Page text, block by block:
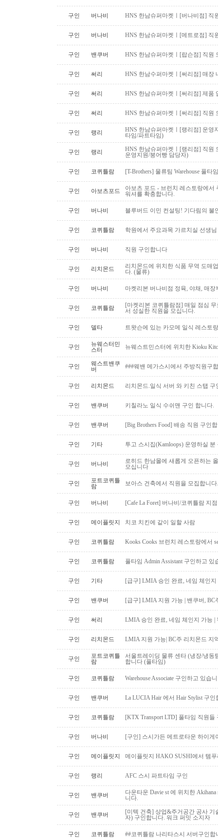
구인 버나비 HNS 한남슈퍼마켓ㅣ[버나비점] 직
구인 버나비 HNS 한남슈퍼마켓ㅣ[메트로점] 직
구인 밴쿠버 HNS 한남슈퍼마켓ㅣ[랍슨점] 직원
구인 써리 HNS 한남수퍼마켓ㅣ[써리점] 매장
구인 써리 HNS 한남슈퍼마켓ㅣ[써리점] 제품
구인 써리 HNS 한남슈퍼마켓ㅣ[써리점] 직원
구인 랭리
HNS 한남슈퍼마켓ㅣ[랭리점] 운영
타임/파트타임)
구인 랭리
HNS 한남슈퍼마켓ㅣ[랭리점] 직원
운영지원/붕어빵 담당자)
구인 코퀴틀람 [T-Brothers] 물류팀 Warehouse 풀타
구인 아보츠포드
아보츠 포드 - 브런치 레스토랑에서
워셔를 확충합니다.
구인 버나비 블루버드 이민 컨설팅! 기다림의 불
구인 코퀴틀람 학원에서 주요과목 가르치실 선생
구인 버나비 직원 구인합니다
구인 리치몬드
리치몬드에 위치한 식품 무역 도매
다. (물류)
구인 버나비 마켓리본 버나비점 정육, 야채, 매
구인 코퀴틀람
[마켓리본 코퀴틀람점] 매일 점심
서 성실한 직원을 모십니다.
구인 델타 트왓슨에 있는 카모메 일식 레스토
구인
뉴웨스터민
스터
뉴웨스트민스터에 위치한 Kioku
구인
웨스트밴쿠
버
###웨밴 메가스시에서 주방직원구
구인 리치몬드 리치몬드.일식 서버 와 키친 스탭 구
구인 밴쿠버 키칠라노 일식 수쉬맨 구인 합니다.
구인 밴쿠버 [Big Brothers Food] 배송 직원 구인
구인 기타 투고 스시집(Kamloops) 운영하실
구인 버나비
로히드 한남몰에 새롭게 오픈하는
모십니다
구인
포트코퀴틀
람
보아스 건축에서 직원을 모집합니다.
구인 버나비 [Cafe La Foret] 버나비/코퀴틀람 지
구인 메이플릿지 치코 치킨에 같이 일할 사람
구인 코퀴틀람 Kooks Cooks 브런치 레스토랑에서
구인 코퀴틀람 풀타임 Admin Assistant 구인하고 있
구인 기타 [급구] LMIA 승인 완료, 네임 체인
구인 밴쿠버 [급구] LMIA 지원 가능 | 밴쿠버,
구인 써리 LMIA 승인 완료, 네임 체인지 가능 |
구인 리치몬드 LMIA 지원 가능| BC주 리치몬드 지
구인
포트코퀴틀
람
서울트레이딩 물류 센타 (냉장/냉동
합니다 (풀타임)
구인 코퀴틀람 Warehouse Associate 구인하고 있습
구인 밴쿠버 La LUCIA Hair 에서 Hair Stylist 구인
구인 코퀴틀람 [KTX Transport LTD] 풀타임 직원
구인 버나비 [구인] 스시가든 메트로타운 하이게
구인 메이플릿지 메이플릿지 HAKO SUSHI에서 템
구인 랭리 AFC 스시 파트타임 구인
구인 밴쿠버
다운타운 Davie st 에 위치한
니다.
구인 밴쿠버
[미텍 건축] 상업&주거공간 공사
자) 구인합니다. 워크 퍼밋 소지자
구인 코퀴틀람 ##코퀴틀람 나리타스시 서버구인합